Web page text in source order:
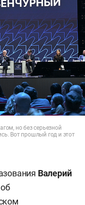
но без серьезной
Вот прошлый год и этот
Валерий